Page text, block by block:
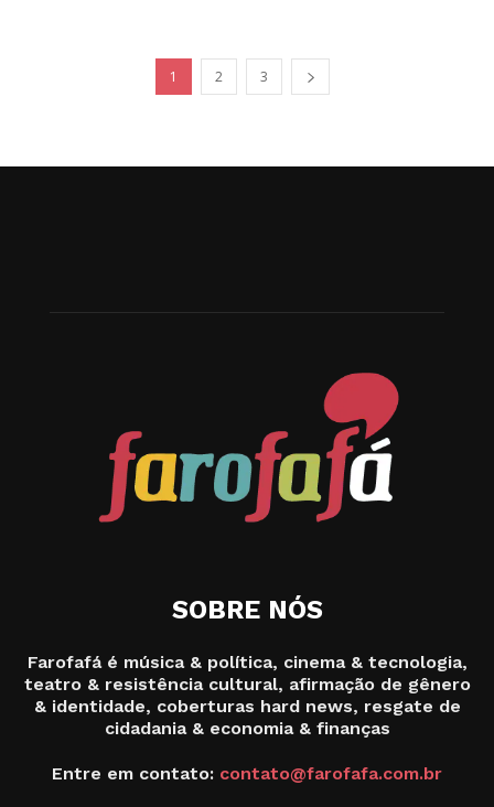
1 2 3
SOBRE NÓS
Farofafá é música & política, cinema & tecnologia,
teatro & resistência cultural, afirmação de gênero
& identidade, coberturas hard news, resgate de
cidadania & economia & finanças
Entre em contato: contato@farofafa.com.br